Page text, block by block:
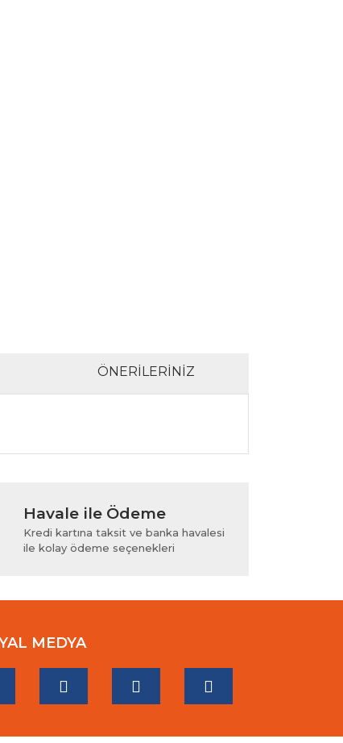
ÖNERILERINIZ
tarafımıza iletebilirsiniz.
Havale ile Ödeme
Kredi kartına taksit ve banka havalesi
ile kolay ödeme seçenekleri
MEDYA